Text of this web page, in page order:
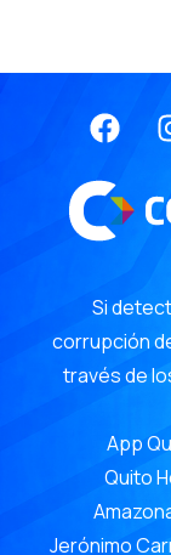
Si
corrupción
través de
App
Quito
Jerónimo